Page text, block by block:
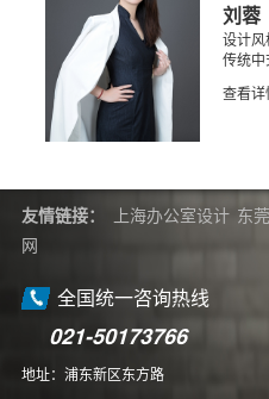
刘蓉
设计
传统中
查看详
友情链接： 上海办公室设计 东
网
全国统一咨询热线
021-50173766
地址：浦东新区东方路